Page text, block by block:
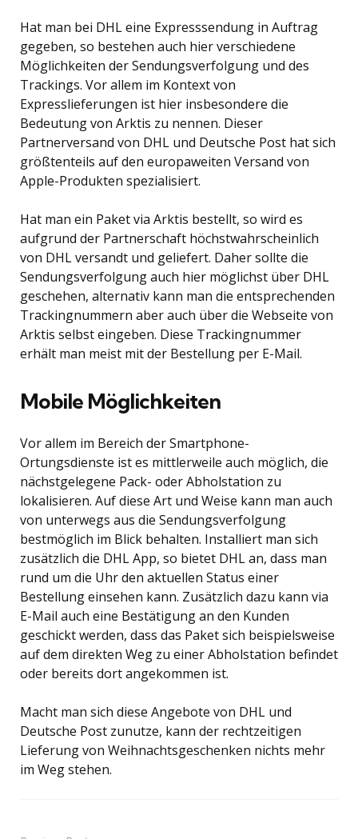
Hat man bei DHL eine Expresssendung in Auftrag
gegeben, so bestehen auch hier verschiedene
Möglichkeiten der Sendungsverfolgung und des
Trackings. Vor allem im Kontext von
Expresslieferungen ist hier insbesondere die
Bedeutung von Arktis zu nennen. Dieser
Partnerversand von DHL und Deutsche Post hat sich
größtenteils auf den europaweiten Versand von
Apple-Produkten spezialisiert.
Hat man ein Paket via Arktis bestellt, so wird es
aufgrund der Partnerschaft höchstwahrscheinlich
von DHL versandt und geliefert. Daher sollte die
Sendungsverfolgung auch hier möglichst über DHL
geschehen, alternativ kann man die entsprechenden
Trackingnummern aber auch über die Webseite von
Arktis selbst eingeben. Diese Trackingnummer
erhält man meist mit der Bestellung per E-Mail.
Mobile Möglichkeiten
Vor allem im Bereich der Smartphone-
Ortungsdienste ist es mittlerweile auch möglich, die
nächstgelegene Pack- oder Abholstation zu
lokalisieren. Auf diese Art und Weise kann man auch
von unterwegs aus die Sendungsverfolgung
bestmöglich im Blick behalten. Installiert man sich
zusätzlich die DHL App, so bietet DHL an, dass man
rund um die Uhr den aktuellen Status einer
Bestellung einsehen kann. Zusätzlich dazu kann via
E-Mail auch eine Bestätigung an den Kunden
geschickt werden, dass das Paket sich beispielsweise
auf dem direkten Weg zu einer Abholstation befindet
oder bereits dort angekommen ist.
Macht man sich diese Angebote von DHL und
Deutsche Post zunutze, kann der rechtzeitigen
Lieferung von Weihnachtsgeschenken nichts mehr
im Weg stehen.